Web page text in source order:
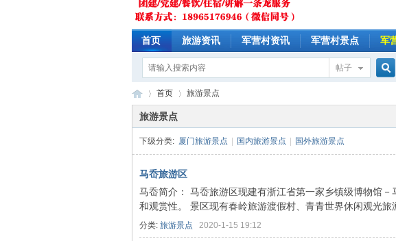
首页 旅游资讯 军营村资讯 军营村景点 军
帖子
厦 ›
首页
›
旅游景点
旅游景点
下级分类: 厦门旅游景点 国内旅游景点 国外旅游景点
马岙旅游区
马岙简介： 马岙旅游区现建有浙江省第一家乡镇级博物馆
和观赏性。 景区现有春岭旅游渡假村、青青世界休闲观光
分类: 旅游景点 2020-1-15 19:12